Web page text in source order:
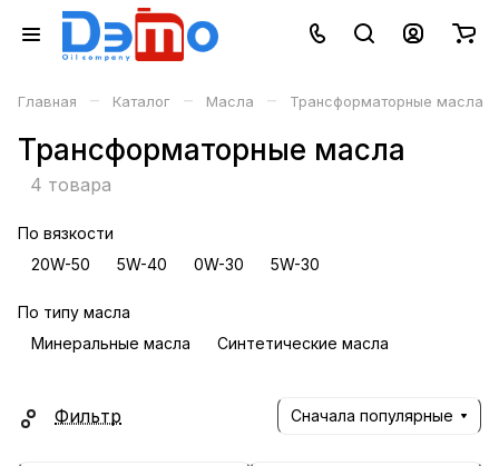
Главная – Каталог – Масла – Трансформаторные масла
Трансформаторные масла
4 товара
По вязкости
20W-50
5W-40 0W-30 5W-30
По типу масла
Минеральные масла
Синтетические масла
Фильтр Сначала популярные